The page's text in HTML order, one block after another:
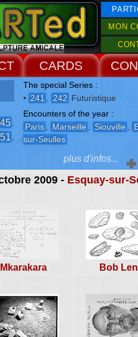
MON
CARDS
2009 - Esquay-sur-
Mkarakara Bob
,
,
The special Series :
• 241 242 Futuristique
Encounters of the year :
Paris
Marseille Siouville
sur-Seulles
au 01 novembre 2009
plus d'infos...